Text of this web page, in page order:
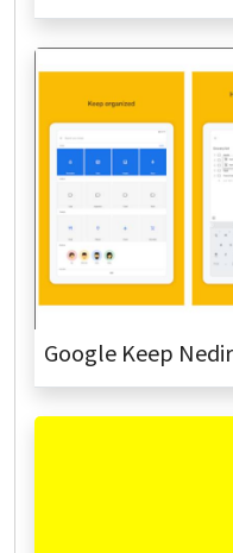
Google Keep